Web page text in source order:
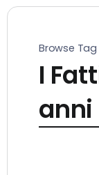
Browse Tag
I
anni